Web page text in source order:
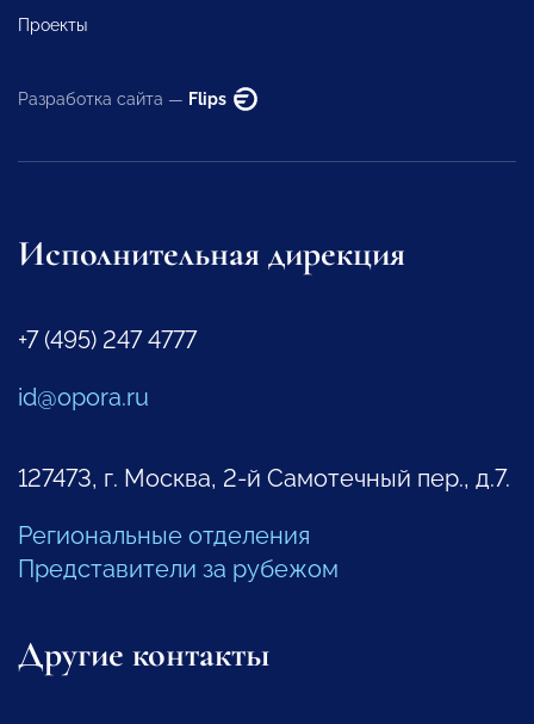
Проекты
Разработка сайта — Flips
Исполнительная дирекция
+7 (495) 247 4777
id@opora.ru
127473, г. Москва, 2-й Самотечный пер., д.7.
Региональные отделения
Представители за рубежом
Другие контакты